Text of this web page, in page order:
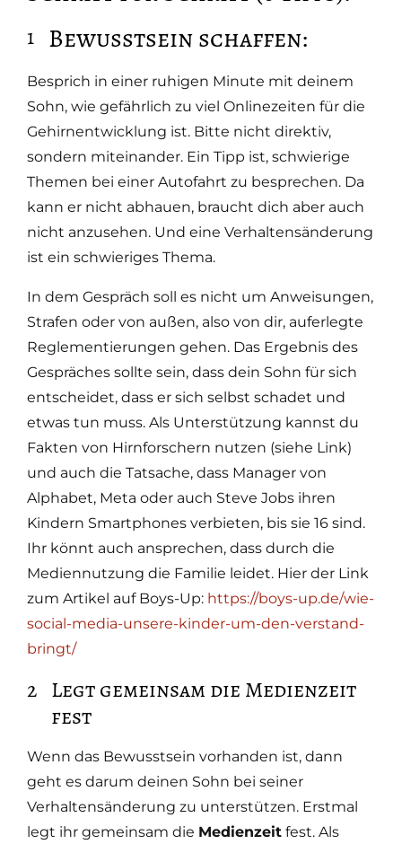
Bewusstsein schaffen:
Besprich in einer ruhigen Minute mit deinem
Sohn, wie gefährlich zu viel Onlinezeiten für die
Gehirnentwicklung ist. Bitte nicht direktiv,
sondern miteinander. Ein Tipp ist, schwierige
Themen bei einer Autofahrt zu besprechen. Da
kann er nicht abhauen, braucht dich aber auch
nicht anzusehen. Und eine Verhaltensänderung
ist ein schwieriges Thema.
In dem Gespräch soll es nicht um Anweisungen,
Strafen oder von außen, also von dir, auferlegte
Reglementierungen gehen. Das Ergebnis des
Gespräches sollte sein, dass dein Sohn für sich
entscheidet, dass er sich selbst schadet und
etwas tun muss. Als Unterstützung kannst du
Fakten von Hirnforschern nutzen (siehe Link)
und auch die Tatsache, dass Manager von
Alphabet, Meta oder auch Steve Jobs ihren
Kindern Smartphones verbieten, bis sie 16 sind.
Ihr könnt auch ansprechen, dass durch die
Mediennutzung die Familie leidet. Hier der Link
zum Artikel auf Boys-Up: https://boys-up.de/wie-
social-media-unsere-kinder-um-den-verstand-
bringt/
Legt gemeinsam die Medienzeit
fest
Wenn das Bewusstsein vorhanden ist, dann
geht es darum deinen Sohn bei seiner
Verhaltensänderung zu unterstützen. Erstmal
legt ihr gemeinsam die Medienzeit fest. Als